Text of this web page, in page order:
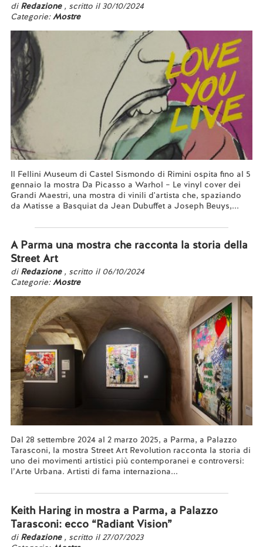
di Redazione , scritto il 30/10/2024
Categorie:Mostre
Il Fellini Museum di Castel Sismondo di Rimini ospita fino al 5
gennaio la mostra Da Picasso a Warhol – Le vinyl cover dei
Grandi Maestri, una mostra di vinili d'artista che, spaziando
da Matisse a Basquiat da Jean Dubuffet a Joseph Beuys,...
A Parma una mostra che racconta la storia della
Street Art
di Redazione , scritto il 06/10/2024
Categorie:Mostre
Dal 28 settembre 2024 al 2 marzo 2025, a Parma, a Palazzo
Tarasconi, la mostra Street Art Revolution racconta la storia di
uno dei movimenti artistici più contemporanei e controversi:
l’Arte Urbana. Artisti di fama internaziona...
Keith Haring in mostra a Parma, a Palazzo
Tarasconi: ecco “Radiant Vision”
di Redazione , scritto il 27/07/2023